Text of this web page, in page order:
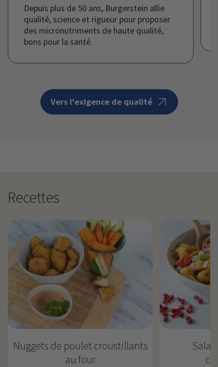
Depuis plus de 50 ans, Burgerstein allie
qualité, science et rigueur pour proposer
des micronutriments de haute qualité,
bons pour la santé.
Vers l'exigence de qualité
Recettes
Nuggets de poulet croustillants
au four